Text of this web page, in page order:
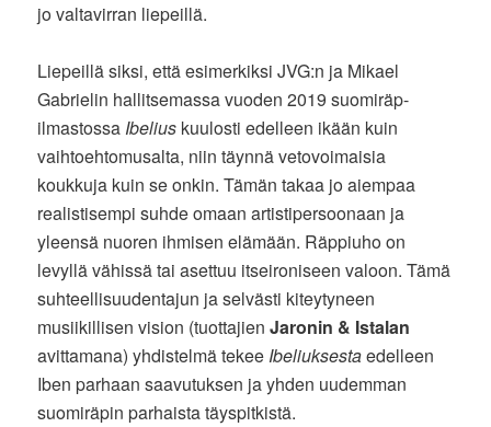
jo valtavirran liepeillä.
Liepeillä siksi, että esimerkiksi JVG:n ja Mikael
Gabrielin hallitsemassa vuoden 2019 suomiräp-
ilmastossa Ibelius kuulosti edelleen ikään kuin
vaihtoehtomusalta, niin täynnä vetovoimaisia
koukkuja kuin se onkin. Tämän takaa jo aiempaa
realistisempi suhde omaan artistipersoonaan ja
yleensä nuoren ihmisen elämään. Räppiuho on
levyllä vähissä tai asettuu itseironiseen valoon. Tämä
suhteellisuudentajun ja selvästi kiteytyneen
musiikillisen vision (tuottajienJaronin & Istalan
avittamana) yhdistelmä tekee Ibeliuksestaedelleen
Iben parhaan saavutuksen ja yhden uudemman
suomiräpin parhaista täyspitkistä.